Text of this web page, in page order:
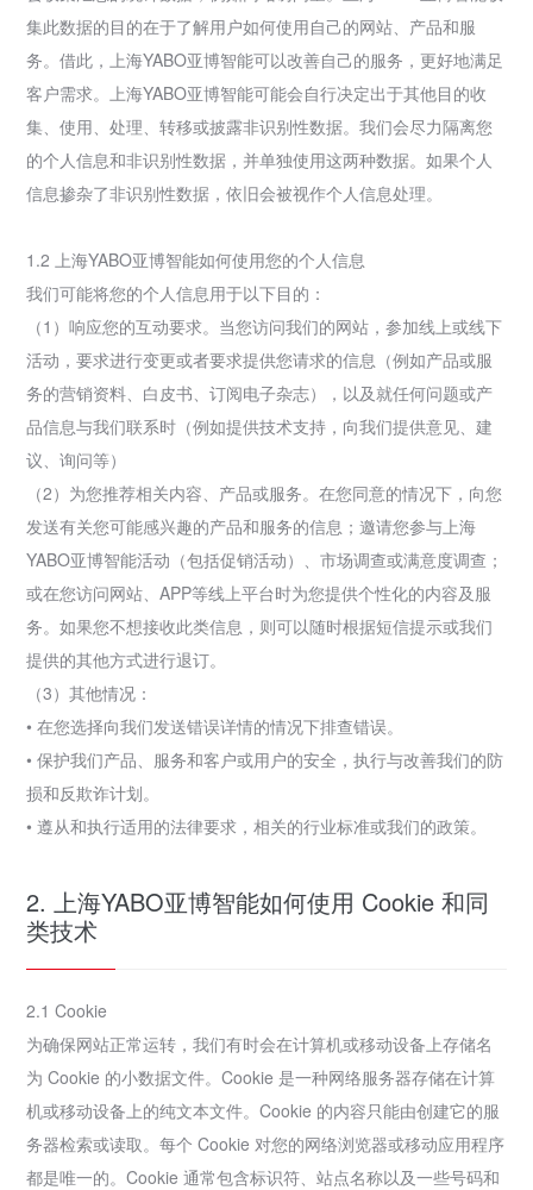
集此数据的目的在于了解用户如何使用自己的网站、产品和服
务。借此，上海YABO亚博智能可以改善自己的服务，更好地满足
客户需求。上海YABO亚博智能可能会自行决定出于其他目的收
集、使用、处理、转移或披露非识别性数据。我们会尽力隔离您
的个人信息和非识别性数据，并单独使用这两种数据。如果个人
信息掺杂了非识别性数据，依旧会被视作个人信息处理。
1.2 上海YABO亚博智能如何使用您的个人信息
我们可能将您的个人信息用于以下目的：
（1）响应您的互动要求。当您访问我们的网站，参加线上或线下
活动，要求进行变更或者要求提供您请求的信息（例如产品或服
务的营销资料、白皮书、订阅电子杂志），以及就任何问题或产
品信息与我们联系时（例如提供技术支持，向我们提供意见、建
议、询问等）
（2）为您推荐相关内容、产品或服务。在您同意的情况下，向您
发送有关您可能感兴趣的产品和服务的信息；邀请您参与上海
YABO亚博智能活动（包括促销活动）、市场调查或满意度调查；
或在您访问网站、APP等线上平台时为您提供个性化的内容及服
务。如果您不想接收此类信息，则可以随时根据短信提示或我们
提供的其他方式进行退订。
（3）其他情况：
• 在您选择向我们发送错误详情的情况下排查错误。
• 保护我们产品、服务和客户或用户的安全，执行与改善我们的防
损和反欺诈计划。
• 遵从和执行适用的法律要求，相关的行业标准或我们的政策。
2. 上海YABO亚博智能如何使用 Cookie 和同
类技术
2.1 Cookie
为确保网站正常运转，我们有时会在计算机或移动设备上存储名
为 Cookie 的小数据文件。Cookie 是一种网络服务器存储在计算
机或移动设备上的纯文本文件。Cookie 的内容只能由创建它的服
务器检索或读取。每个 Cookie 对您的网络浏览器或移动应用程序
都是唯一的。Cookie 通常包含标识符、站点名称以及一些号码和